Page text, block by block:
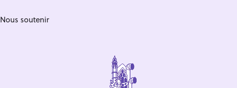
Nous soutenir